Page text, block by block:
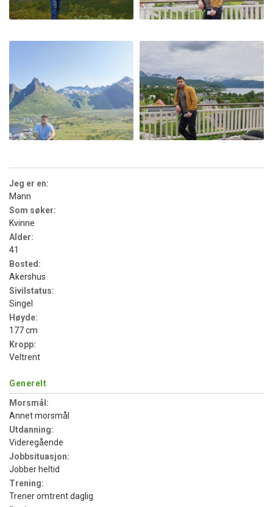
Jeg er en:
Mann
Som søker:
Kvinne
Alder:
41
Bosted:
Akershus
Sivilstatus:
Singel
Høyde:
177 cm
Kropp:
Veltrent
Generelt
Morsmål:
Annet morsmål
Utdanning:
Videregående
Jobbsituasjon:
Jobber heltid
Trening:
Trener omtrent daglig